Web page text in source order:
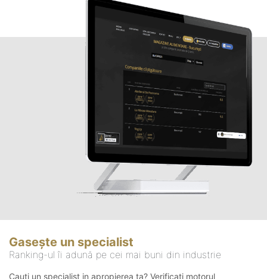
Gasește un specialist
Ranking-ul îi adună pe cei mai buni din industrie
Cauți un specialist in apropierea ta? Verificați motorul